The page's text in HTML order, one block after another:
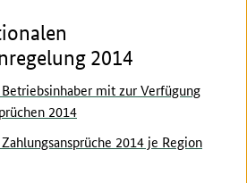
2014
mit zur Verfügung
2014
2014 je Region